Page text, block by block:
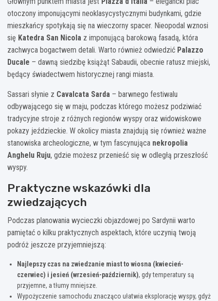
otoczony imponującymi neoklasycystycznymi budynkami, gdzie
mieszkańcy spotykają się na wieczorny spacer. Nieopodal wznosi
się Katedra San Nicola z imponującą barokową fasadą, która
zachwyca bogactwem detali. Warto również odwiedzić Palazzo
Ducale – dawną siedzibę książąt Sabaudii, obecnie ratusz miejski,
będący świadectwem historycznej rangi miasta.
Sassari słynie z Cavalcata Sarda – barwnego festiwalu
odbywającego się w maju, podczas którego możesz podziwiać
tradycyjne stroje z różnych regionów wyspy oraz widowiskowe
pokazy jeździeckie. W okolicy miasta znajdują się również ważne
stanowiska archeologiczne, w tym fascynująca nekropolia
Anghelu Ruju, gdzie możesz przenieść się w odległą przeszłość
wyspy.
Praktyczne wskazówki dla
zwiedzających
Podczas planowania wycieczki objazdowej po Sardynii warto
pamiętać o kilku praktycznych aspektach, które uczynią twoją
podróż jeszcze przyjemniejszą:
Najlepszy czas na zwiedzanie miast to wiosna (kwiecień-
czerwiec) i jesień (wrzesień-październik), gdy temperatury są
przyjemne, a tłumy mniejsze.
Wypożyczenie samochodu znacząco ułatwia eksplorację wyspy, gdyż